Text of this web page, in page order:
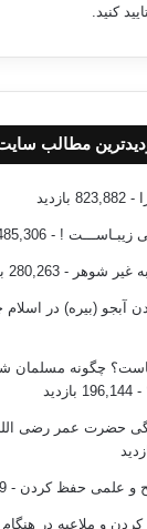
کنید.
مطالب
- 823,882 بازدید
زیبـاســـت ! - 485,306 بازدید
غیر شوهر - 280,263 بازدید
آبجو (بیره) در
چگونه مسلمان
- 196,144 بازدید
حضرت عمر رضی
و علمی حفظ کردن - 180,569 بازدید
و ملاعبه در هنگام